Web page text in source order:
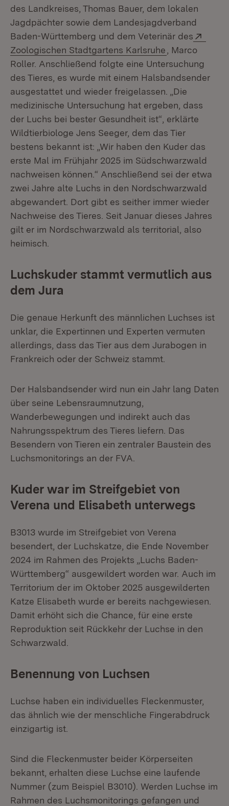
des Landkreises, Thomas Bauer, dem lokalen
Jagdpächter sowie dem Landesjagdverband
Baden-Württemberg und dem Veterinär des
Zoologischen Stadtgartens Karlsruhe (Öffnet in
, Marco
Roller. Anschließend folgte eine Untersuchung
des Tieres, es wurde mit einem Halsbandsender
ausgestattet und wieder freigelassen. „Die
medizinische Untersuchung hat ergeben, dass
der Luchs bei bester Gesundheit ist“, erklärte
Wildtierbiologe Jens Seeger, dem das Tier
bestens bekannt ist: „Wir haben den Kuder das
erste Mal im Frühjahr 2025 im Südschwarzwald
nachweisen können.“ Anschließend sei der etwa
zwei Jahre alte Luchs in den Nordschwarzwald
abgewandert. Dort gibt es seither immer wieder
Nachweise des Tieres. Seit Januar dieses Jahres
gilt er im Nordschwarzwald als territorial, also
heimisch.
Luchskuder stammt vermutlich aus
dem Jura
Die genaue Herkunft des männlichen Luchses ist
unklar, die Expertinnen und Experten vermuten
allerdings, dass das Tier aus dem Jurabogen in
Frankreich oder der Schweiz stammt.
Der Halsbandsender wird nun ein Jahr lang Daten
über seine Lebensraumnutzung,
Wanderbewegungen und indirekt auch das
Nahrungsspektrum des Tieres liefern. Das
Besendern von Tieren ein zentraler Baustein des
Luchsmonitorings an der FVA.
Kuder war im Streifgebiet von
Verena und Elisabeth unterwegs
B3013 wurde im Streifgebiet von Verena
besendert, der Luchskatze, die Ende November
2024 im Rahmen des Projekts „Luchs Baden-
Württemberg“ ausgewildert worden war. Auch im
Territorium der im Oktober 2025 ausgewilderten
Katze Elisabeth wurde er bereits nachgewiesen.
Damit erhöht sich die Chance, für eine erste
Reproduktion seit Rückkehr der Luchse in den
Schwarzwald.
Benennung von Luchsen
Luchse haben ein individuelles Fleckenmuster,
das ähnlich wie der menschliche Fingerabdruck
einzigartig ist.
Sind die Fleckenmuster beider Körperseiten
bekannt, erhalten diese Luchse eine laufende
Nummer (zum Beispiel B3010). Werden Luchse im
Rahmen des Luchsmonitorings gefangen und